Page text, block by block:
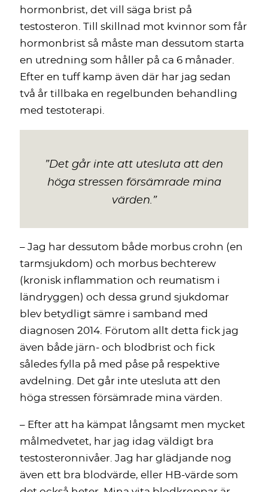
hormonbrist, det vill säga brist på
testosteron. Till skillnad mot kvinnor som får
hormonbrist så måste man dessutom starta
en utredning som håller på ca 6 månader.
Efter en tuff kamp även där har jag sedan
två år tillbaka en regelbunden behandling
med testoterapi.
”Det går inte att utesluta att den
höga stressen försämrade mina
värden. ”
– Jag har dessutom både morbus crohn (en
tarmsjukdom) och morbus bechterew
(kronisk inflammation och reumatism i
ländryggen) och dessa grund sjukdomar
blev betydligt sämre i samband med
diagnosen 2014. Förutom allt detta fick jag
även både järn- och blodbrist och fick
således fylla på med påse på respektive
avdelning. Det går inte utesluta att den
höga stressen försämrade mina värden.
– Efter att ha kämpat långsamt men mycket
målmedvetet, har jag idag väldigt bra
testosteronnivåer. Jag har glädjande nog
även ett bra blodvärde, eller HB-värde som